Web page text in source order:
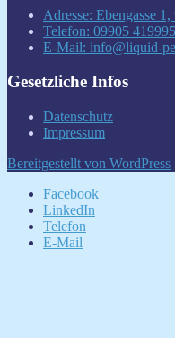
Adresse: Ebengasse
Telefon: 09905
E-Mail: info@liquid-
Gesetzliche Infos
Datenschutz
Impressum
Bereitgestellt von WordPress
Facebook
LinkedIn
Telefon
E-Mail